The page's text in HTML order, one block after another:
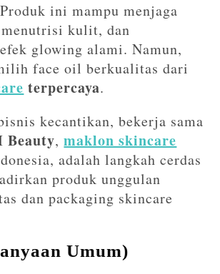
ini mampu menjaga
kulit, dan
glowing alami. Namun,
face oil berkualitas dari
terpercaya.
kecantikan, bekerja sama
Beauty,maklon skincare
adalah langkah cerdas
produk unggulan
dan packaging skincare
Umum)